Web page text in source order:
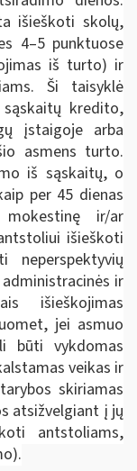
išieškoti skolų,
4–5 punktuose
iš turto) ir
Ši taisyklė
kredito,
įstaigoje arba
asmens turto.
iš sąskaitų, o
per 45 dienas
ir/ar
išieškoti
ir
išieškojimas
jei asmuo
vykdomas
veikas ir
skiriamas
atsižvelgiant į jų
antstoliams,